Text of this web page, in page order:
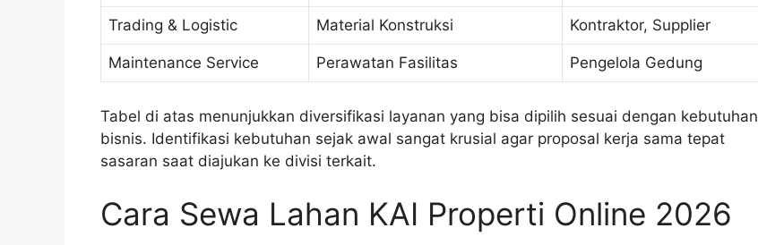
Trading & Logistic Material Konstruksi Kontraktor, Supplier
Maintenance Service Perawatan Fasilitas Pengelola Gedung
Tabel di atas menunjukkan diversifikasi layanan yang bisa dipilih sesuai dengan kebutuhan
bisnis. Identifikasi kebutuhan sejak awal sangat krusial agar proposal kerja sama tepat
sasaran saat diajukan ke divisi terkait.
Cara Sewa Lahan KAI Properti Online 2026